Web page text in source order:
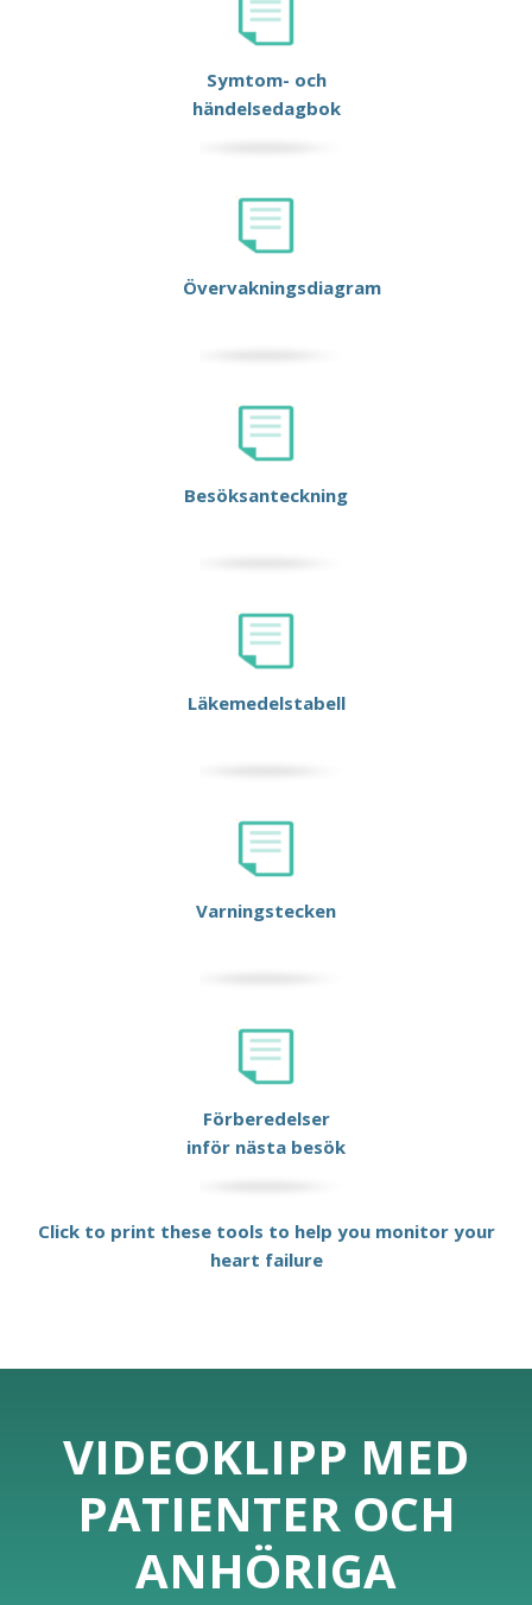
Symtom- och
händelsedagbok
Övervakningsdiagram
Besöksanteckning
Läkemedelstabell
Varningstecken
Förberedelser
inför nästa besök
Click to print these tools to help you monitor your
heart failure
VIDEOKLIPP MED
PATIENTER OCH
ANHÖRIGA